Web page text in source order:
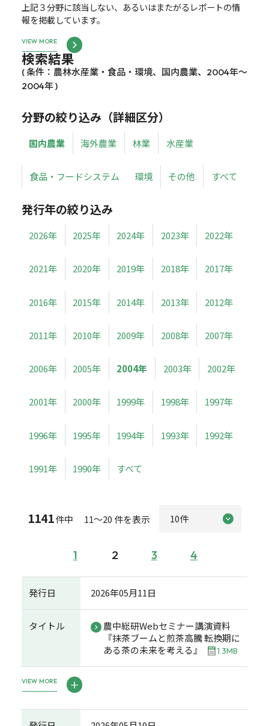
上記３分野に該当しない、あるいはまたがるレポートの情
報を掲載しています。
VIEW MORE
検索結果
( 条件：農林水産業・食品・環境、国内農業、2004年～
2004年 )
分野の絞り込み（詳細区分）
国内農業 海外農業 林業 水産業
食品・フードシステム 環境 その他 すべて
発行年の絞り込み
2026年 2025年 2024年 2023年 2022年
2021年 2020年 2019年 2018年 2017年
2016年 2015年 2014年 2013年 2012年
2011年 2010年 2009年 2008年 2007年
2006年 2005年 2004年 2003年 2002年
2001年 2000年 1999年 1998年 1997年
1996年 1995年 1994年 1993年 1992年
1991年 1990年 すべて
1141件中 11～20 件を表示
1 2 3 4
発行日 2026年05月11日
タイトル
農中総研Webセミナー講演資料
『抹茶ブームと煎茶高騰 転換期に
ある茶の未来を考える』
1.3MB
VIEW MORE